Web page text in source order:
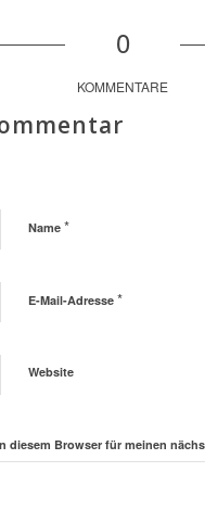
0
KOMMENTARE
Name *
E-Mail-Adresse *
Website
diesem Browser für meinen